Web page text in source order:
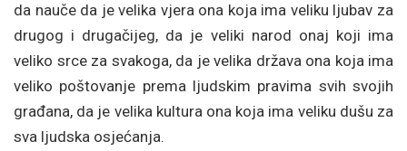
da nauče da je velika vjera ona koja ima veliku ljubav za
drugog i drugačijeg, da je veliki narod onaj koji ima
veliko srce za svakoga, da je velika država ona koja ima
veliko poštovanje prema ljudskim pravima svih svojih
građana, da je velika kultura ona koja ima veliku dušu za
sva ljudska osjećanja.